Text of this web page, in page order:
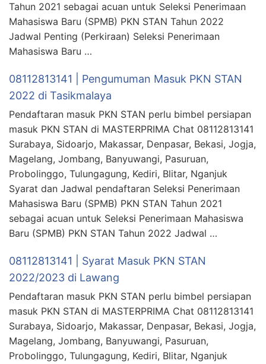
Tahun 2021 sebagai acuan untuk Seleksi Penerimaan
Mahasiswa Baru (SPMB) PKN STAN Tahun 2022
Jadwal Penting (Perkiraan) Seleksi Penerimaan
Mahasiswa Baru …
08112813141 | Pengumuman Masuk PKN STAN
2022 di Tasikmalaya
Pendaftaran masuk PKN STAN perlu bimbel persiapan
masuk PKN STAN di MASTERPRIMA Chat 08112813141
Surabaya, Sidoarjo, Makassar, Denpasar, Bekasi, Jogja,
Magelang, Jombang, Banyuwangi, Pasuruan,
Probolinggo, Tulungagung, Kediri, Blitar, Nganjuk
Syarat dan Jadwal pendaftaran Seleksi Penerimaan
Mahasiswa Baru (SPMB) PKN STAN Tahun 2021
sebagai acuan untuk Seleksi Penerimaan Mahasiswa
Baru (SPMB) PKN STAN Tahun 2022 Jadwal …
08112813141 | Syarat Masuk PKN STAN
2022/2023 di Lawang
Pendaftaran masuk PKN STAN perlu bimbel persiapan
masuk PKN STAN di MASTERPRIMA Chat 08112813141
Surabaya, Sidoarjo, Makassar, Denpasar, Bekasi, Jogja,
Magelang, Jombang, Banyuwangi, Pasuruan,
Probolinggo, Tulungagung, Kediri, Blitar, Nganjuk